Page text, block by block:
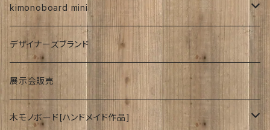
紅型
kimonoboard mini
絹
波
デザイナーズブランド
展示会販売
木モノボード[ハンドメイド作品]